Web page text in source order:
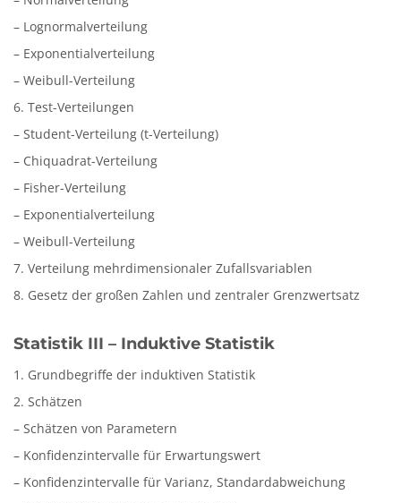
– Lognormalverteilung
– Exponentialverteilung
– Weibull-Verteilung
6. Test-Verteilungen
– Student-Verteilung (t-Verteilung)
– Chiquadrat-Verteilung
– Fisher-Verteilung
– Exponentialverteilung
– Weibull-Verteilung
7. Verteilung mehrdimensionaler Zufallsvariablen
8. Gesetz der großen Zahlen und zentraler Grenzwertsatz
Statistik III – Induktive Statistik
1. Grundbegriffe der induktiven Statistik
2. Schätzen
– Schätzen von Parametern
– Konfidenzintervalle für Erwartungswert
– Konfidenzintervalle für Varianz, Standardabweichung